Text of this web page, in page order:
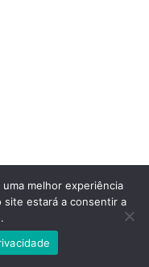
melhor experiência
site estará a consentir a